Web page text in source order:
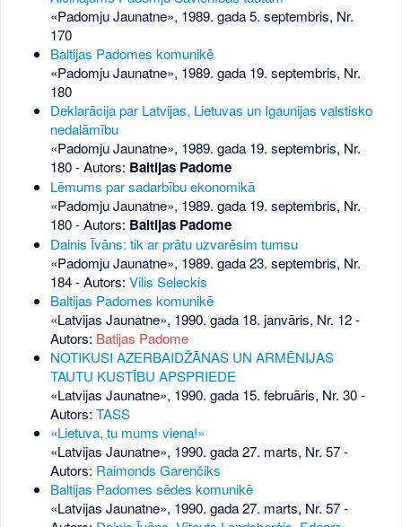
«Padomju Jaunatne», 1989. gada 5. septembris, Nr.
170
Baltijas Padomes komunikē
«Padomju Jaunatne», 1989. gada 19. septembris, Nr.
180
Deklarācija par Latvijas, Lietuvas un Igaunijas valstisko
nedalāmību
«Padomju Jaunatne», 1989. gada 19. septembris, Nr.
180- Autors: Baltijas Padome
Lēmums par sadarbību ekonomikā
«Padomju Jaunatne», 1989. gada 19. septembris, Nr.
180- Autors: Baltijas Padome
Dainis Īvāns: tik ar prātu uzvarēsim tumsu
«Padomju Jaunatne», 1989. gada 23. septembris, Nr.
184- Autors: Vilis Seleckis
Baltijas Padomes komunikē
«Latvijas Jaunatne», 1990. gada 18. janvāris, Nr. 12-
Autors: Batijas Padome
NOTIKUSI AZERBAIDŽĀNAS UN ARMĒNIJAS
TAUTU KUSTĪBU APSPRIEDE
«Latvijas Jaunatne», 1990. gada 15. februāris, Nr. 30-
Autors: TASS
«Lietuva, tu mums viena!»
«Latvijas Jaunatne», 1990. gada 27. marts, Nr. 57-
Autors: Raimonds Garenčiks
Baltijas Padomes sēdes komunikē
«Latvijas Jaunatne», 1990. gada 27. marts, Nr. 57-